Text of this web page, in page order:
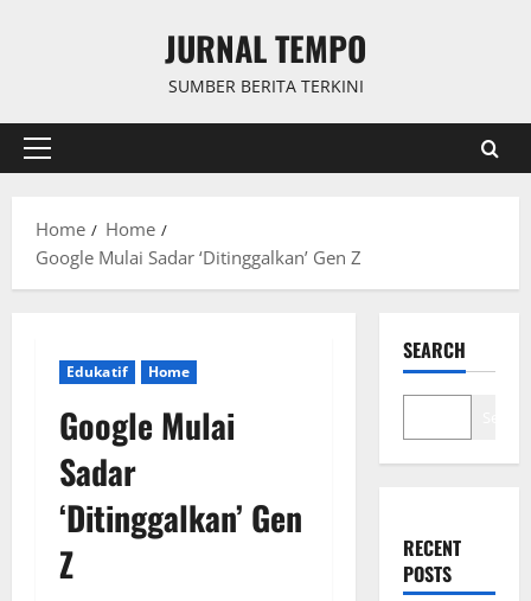
JURNAL TEMPO
SUMBER BERITA TERKINI
Primary
Home
Home
Google Mulai Sadar ‘Ditinggalkan’ Gen Z
Edukatif Home
Google Mulai
Sadar
‘Ditinggalkan’ Gen
Z
SEARCH
RECENT
POSTS